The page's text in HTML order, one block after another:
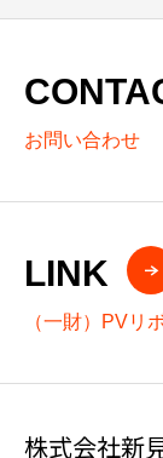
お問い合わせ
LINK
（一財）PVリ
株式会社新